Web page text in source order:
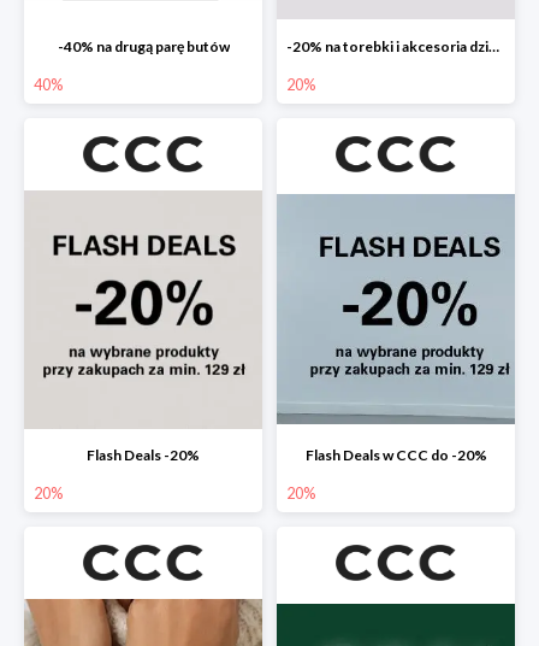
-40% na drugą parę butów
40%
-20% na torebki i akcesoria dziecięce
20%
Flash Deals -20%
20%
Flash Deals w CCC do -20%
20%